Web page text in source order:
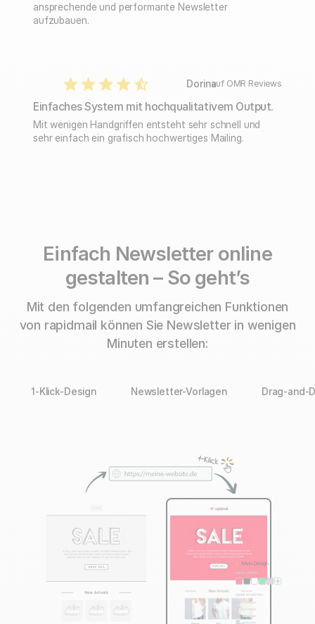
ansprechende und performante Newsletter
aufzubauen.
Dorinaauf OMR Reviews
Einfaches System mit hochqualitativem Output.
Mit wenigen Handgriffen entsteht sehr schnell und
sehr einfach ein grafisch hochwertiges Mailing.
Einfach Newsletter online
gestalten – So geht’s
Mit den folgenden umfangreichen Funktionen
von rapidmail können Sie Newsletter in wenigen
Minuten erstellen:
1-Klick-Design Newsletter-Vorlagen Drag-and-